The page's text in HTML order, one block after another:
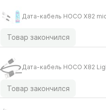
Дата-кабель HOCO X82
Товар закончился
Дата-кабель HOCO X82
Товар закончился